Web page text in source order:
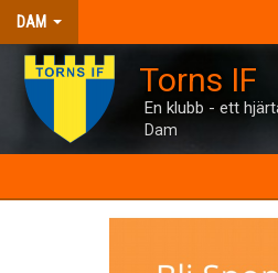
DAM
Torns IF
En klubb - ett
Dam